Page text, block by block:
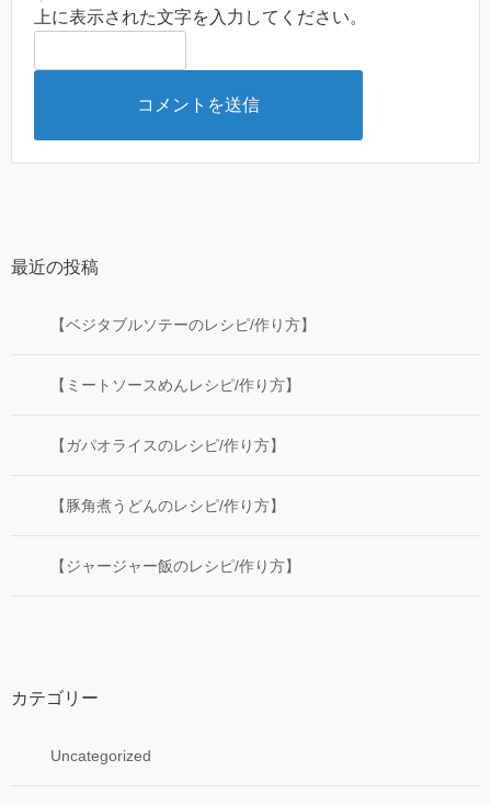
上に表示された文字を入力してください。
最近の投稿
【ベジタブルソテーのレシピ/作り方】
【ミートソースめんレシピ/作り方】
【ガパオライスのレシピ/作り方】
【豚角煮うどんのレシピ/作り方】
【ジャージャー飯のレシピ/作り方】
カテゴリー
Uncategorized